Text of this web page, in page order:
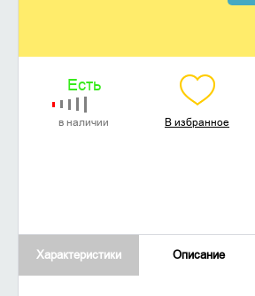
Есть
в наличии В избранное
Характеристики Описание